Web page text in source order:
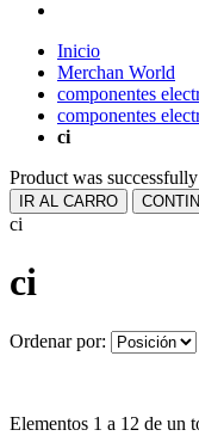
Inicio
Merchan World
componentes
componentes
ci
Product was
IR AL CARRO
ci
ci
Ordenar por:
Elementos 1 a 12 de un